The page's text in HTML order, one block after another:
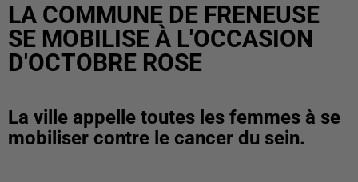
LA COMMUNE DE FRENEUSE
SE MOBILISE À L'OCCASION
D'OCTOBRE ROSE
La ville appelle toutes les femmes à se
mobiliser contre le cancer du sein.